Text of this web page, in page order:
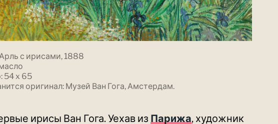
с ирисами, 1888
54 x 65
оригинал: Музей Ван Гога, Амстердам.
ирисы Ван Гога. Уехав из Парижа, художник